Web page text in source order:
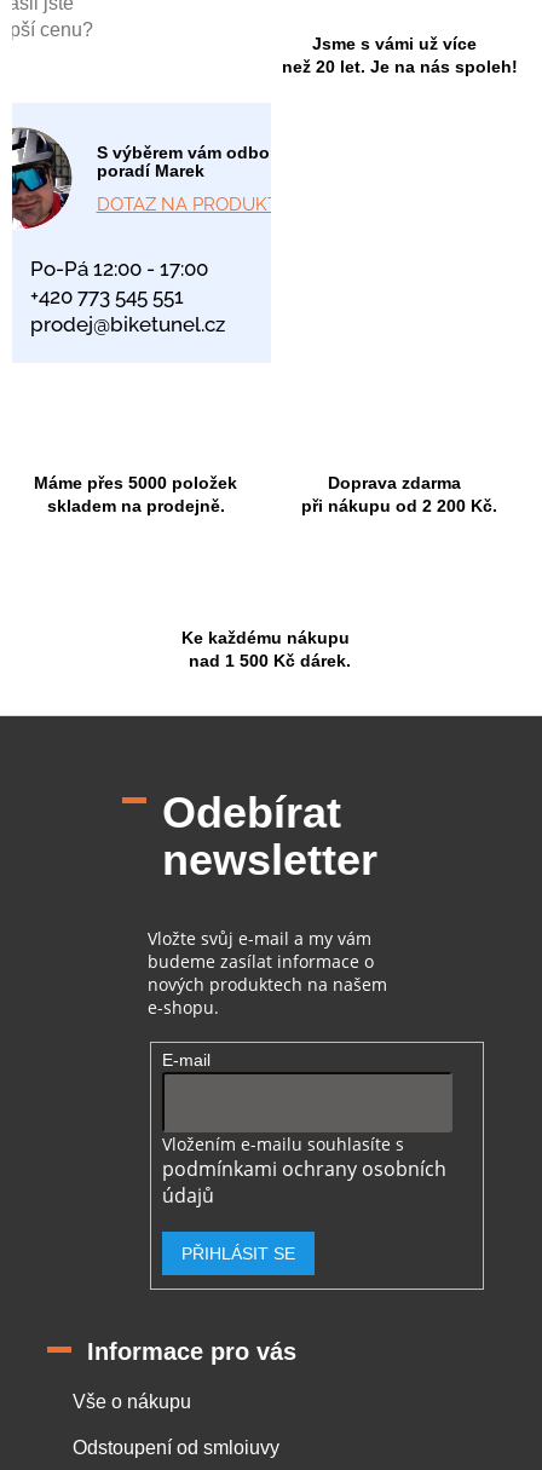
cenu?
S výběrem vám odborně
poradí Marek
DOTAZ NA PRODUKT
Po-Pá 12:00 - 17:00
+420 773 545 551
prodej@biketunel.cz
Jsme s vámi už více
než 20 let. Je na nás spoleh!
Máme přes 5000 položek
skladem na prodejně.
Doprava zdarma
při nákupu od 2 200 Kč.
Ke každému nákupu
nad 1 500 Kč dárek.
Odebírat
newsletter
Vložte svůj e-mail a my vám
budeme zasílat informace o
nových produktech na našem
e-shopu.
E-mail
Vložením e-mailu souhlasíte s
podmínkami ochrany osobních
údajů
PŘIHLÁSIT SE
Informace pro vás
Vše o nákupu
Odstoupení od smloiuvy